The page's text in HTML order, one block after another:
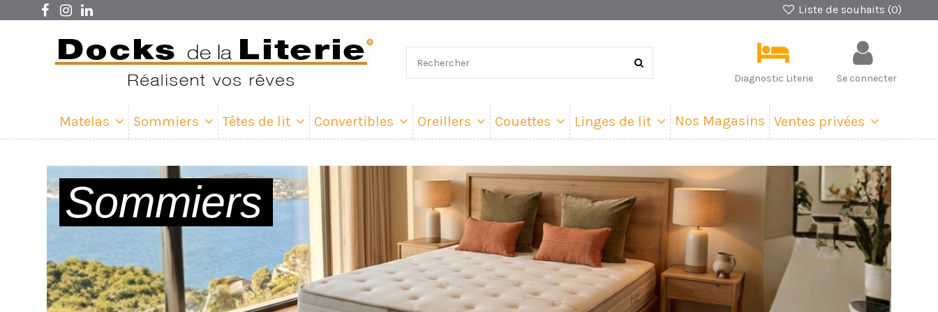
Liste de souhaits (0)
Diagnostic Literie Se connecter
Matelas Sommiers Têtes de lit Convertibles Oreillers Couettes Linges de lit Nos Magasins Ventes privées
Sommiers